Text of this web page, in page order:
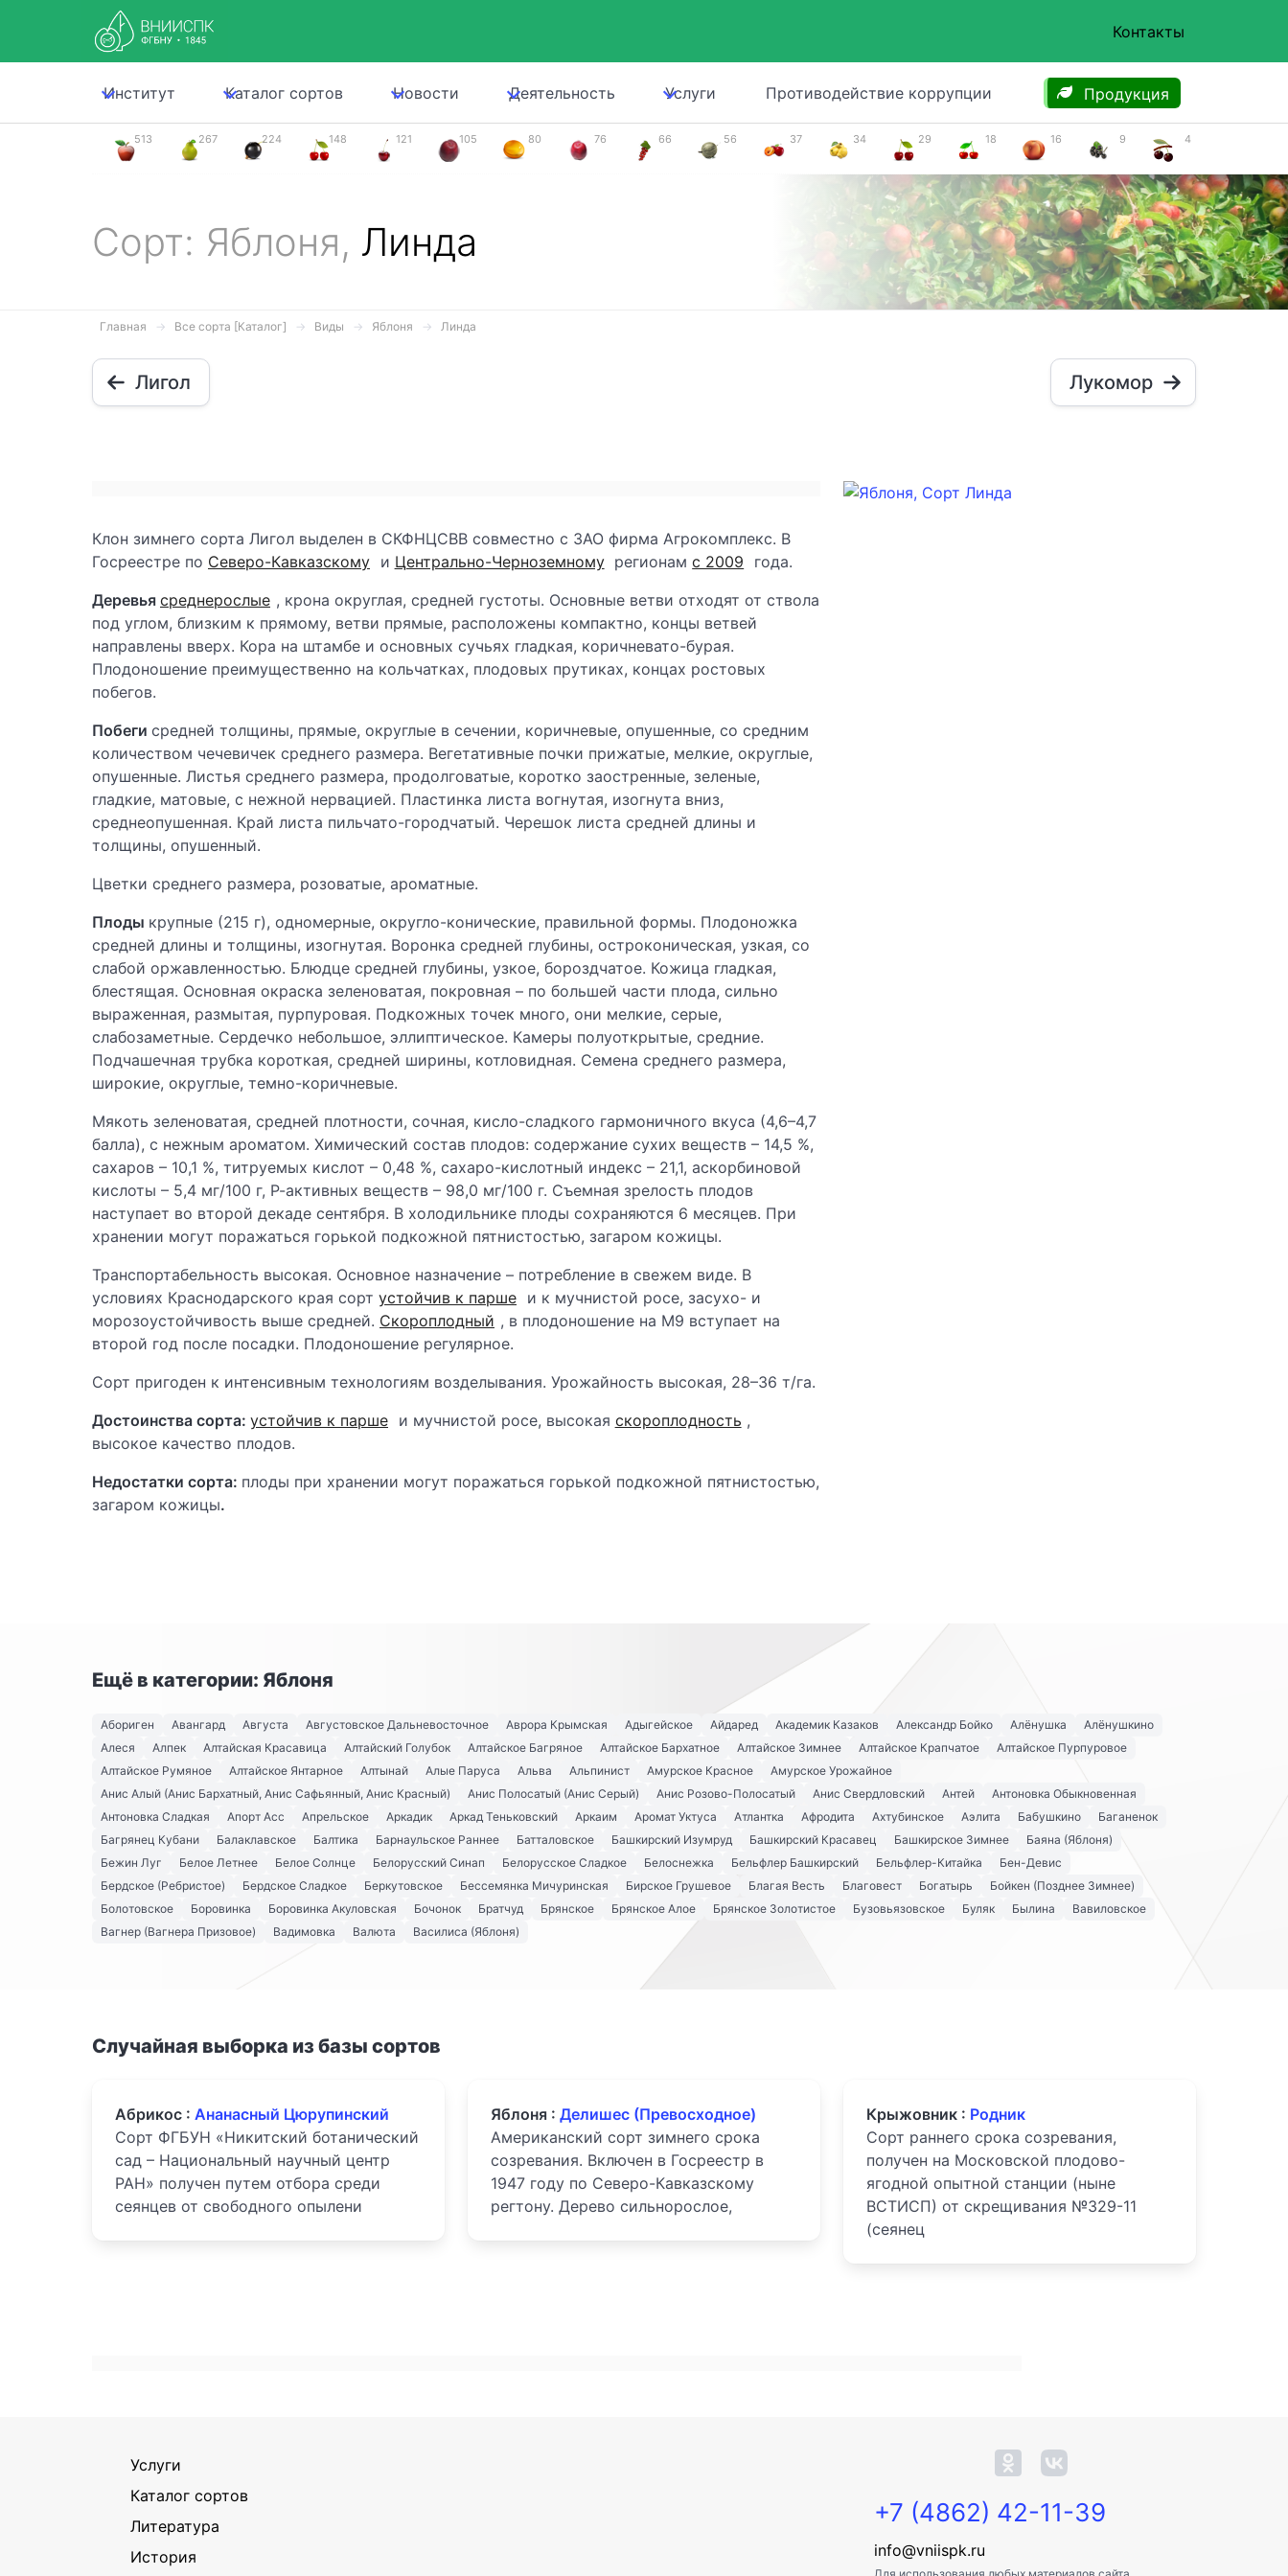
Контакты
Институт Каталог сортов Новости Деятельность Услуги Противодействие коррупции Продукция
513 267 224 148 121 105 80 76 66 56 37 34 29 18 16 9 4
Сорт: Яблоня, Линда
Главная Все сорта [Каталог] Виды Яблоня Линда
Лигол Лукомор
Клон зимнего сорта Лигол выделен в СКФНЦСВВ совместно с ЗАО фирма Агрокомплекс. В
Госреестре по Северо-Кавказскому и Центрально-Черноземному регионамс 2009
года.
Деревья среднерослые , крона округлая, средней густоты. Основные ветви отходят от ствола
под углом, близким к прямому, ветви прямые, расположены компактно, концы ветвей
направлены вверх. Кора на штамбе и основных сучьях гладкая, коричневато-бурая.
Плодоношение преимущественно на кольчатках, плодовых прутиках, концах ростовых
побегов.
Побеги средней толщины, прямые, округлые в сечении, коричневые, опушенные, со средним
количеством чечевичек среднего размера. Вегетативные почки прижатые, мелкие, округлые,
опушенные. Листья среднего размера, продолговатые, коротко заостренные, зеленые,
гладкие, матовые, с нежной нервацией. Пластинка листа вогнутая, изогнута вниз,
среднеопушенная. Край листа пильчато-городчатый. Черешок листа средней длины и
толщины, опушенный.
Цветки среднего размера, розоватые, ароматные.
Плоды крупные (215 г), одномерные, округло-конические, правильной формы. Плодоножка
средней длины и толщины, изогнутая. Воронка средней глубины, остроконическая, узкая, со
слабой оржавленностью. Блюдце средней глубины, узкое, бороздчатое. Кожица гладкая,
блестящая. Основная окраска зеленоватая, покровная – по большей части плода, сильно
выраженная, размытая, пурпуровая. Подкожных точек много, они мелкие, серые,
слабозаметные. Сердечко небольшое, эллиптическое. Камеры полуоткрытые, средние.
Подчашечная трубка короткая, средней ширины, котловидная. Семена среднего размера,
широкие, округлые, темно-коричневые.
Мякоть зеленоватая, средней плотности, сочная, кисло-сладкого гармоничного вкуса (4,6–4,7
балла), с нежным ароматом. Химический состав плодов: содержание сухих веществ – 14,5 %,
сахаров – 10,1 %, титруемых кислот – 0,48 %, сахаро-кислотный индекс – 21,1, аскорбиновой
кислоты – 5,4 мг/100 г, Р-активных веществ – 98,0 мг/100 г. Съемная зрелость плодов
наступает во второй декаде сентября. В холодильнике плоды сохраняются 6 месяцев. При
хранении могут поражаться горькой подкожной пятнистостью, загаром кожицы.
Транспортабельность высокая. Основное назначение – потребление в свежем виде. В
условиях Краснодарского края сорт устойчив к парше и к мучнистой росе, засухо- и
морозоустойчивость выше средней. Скороплодный , в плодоношение на М9 вступает на
второй год после посадки. Плодоношение регулярное.
Сорт пригоден к интенсивным технологиям возделывания. Урожайность высокая, 28–36 т/га.
Достоинства сорта: устойчив к парше и мучнистой росе, высокая скороплодность ,
высокое качество плодов.
Недостатки сорта: плоды при хранении могут поражаться горькой подкожной пятнистостью,
загаром кожицы.
Ещё в категории: Яблоня
Абориген Авангард Августа Августовское Дальневосточное Аврора Крымская Адыгейское Айдаред Академик Казаков Александр Бойко Алёнушка
Алёнушкино
Алеся
Алпек Алтайская Красавица Алтайский Голубок Алтайское Багряное Алтайское Бархатное Алтайское Зимнее Алтайское Крапчатое
Алтайское Пурпуровое
Алтайское Румяное
Алтайское Янтарное Алтынай Алые Паруса Альва Альпинист Амурское Красное
Амурское Урожайное
Анис Алый (Анис Бархатный, Анис Сафьянный, Анис Красный)
Анис Полосатый (Анис Серый) Анис Розово-Полосатый Анис Свердловский Антей
Антоновка Обыкновенная
Антоновка Сладкая
Апорт Асс Апрельское Аркадик Аркад Теньковский Аркаим Аромат Уктуса Атлантка Афродита Ахтубинское Аэлита Бабушкино
Баганенок
Багрянец Кубани
Балаклавское Балтика Барнаульское Раннее Батталовское Башкирский Изумруд Башкирский Красавец Башкирское Зимнее
Баяна (Яблоня)
Бежин Луг
Белое Летнее Белое Солнце Белорусский Синап Белорусское Сладкое Белоснежка Бельфлер Башкирский Бельфлер-Китайка
Бен-Девис
Бердское (Ребристое)
Бердское Сладкое Беркутовское Бессемянка Мичуринская Бирское Грушевое Благая Весть Благовест Богатырь
Бойкен (Позднее Зимнее)
Болотовское
Боровинка Боровинка Акуловская Бочонок Братчуд Брянское Брянское Алое Брянское Золотистое Бузовьязовское Буляк Былина
Вавиловское
Вагнер (Вагнера Призовое)
Вадимовка Валюта Василиса (Яблоня)
Случайная выборка из базы сортов
Абрикос : Ананасный Цюрупинский
Сорт ФГБУН «Никитский ботанический
сад – Национальный научный центр
РАН» получен путем отбора среди
сеянцев от свободного опылени
Яблоня : Делишес (Превосходное)
Американский сорт зимнего срока
созревания. Включен в Госреестр в
1947 году по Северо-Кавказскому
регтону. Дерево сильнорослое,
Крыжовник : Родник
Сорт раннего срока созревания,
получен на Московской плодово-
ягодной опытной станции (ныне
ВСТИСП) от скрещивания №329-11
(сеянец
Услуги
Каталог сортов
Литература
История
+7 (4862) 42-11-39
info@vniispk.ru